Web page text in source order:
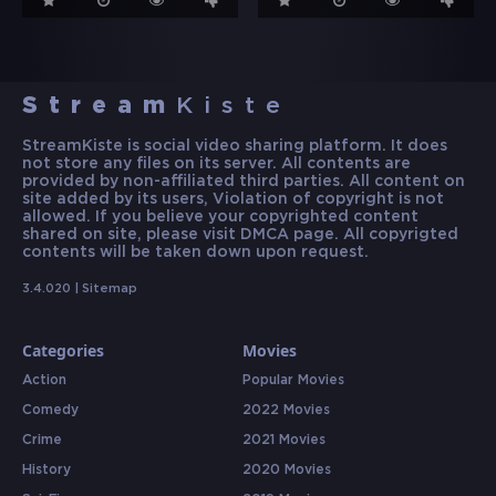
Stream Kiste
StreamKiste is social video sharing platform. It does
not store any files on its server. All contents are
provided by non-affiliated third parties. All content on
site added by its users, Violation of copyright is not
allowed. If you believe your copyrighted content
shared on site, please visit DMCA page. All copyrigted
contents will be taken down upon request.
3.4.020 | Sitemap
Categories
Action
Comedy
Crime
History
Movies
Popular Movies
2022 Movies
2021 Movies
2020 Movies